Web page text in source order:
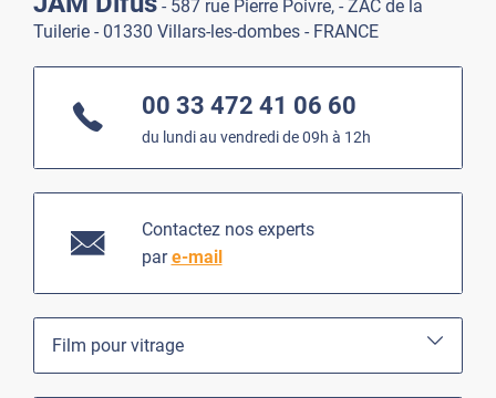
- 587 rue Pierre Poivre, - ZAC de la
Tuilerie - 01330 Villars-les-dombes - FRANCE
00 33 472 41 06 60
du lundi au vendredi de 09h à 12h
Contactez nos experts
pare-mail
Film pour vitrage